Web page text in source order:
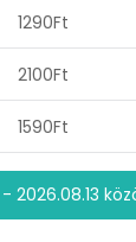
1290Ft
2100Ft
1590Ft
2026.08.13